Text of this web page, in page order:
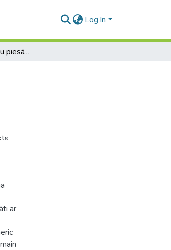
Log In
Atmosfēras aerosolu piesārņojums Siguldā
ar